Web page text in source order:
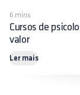
6 mins
Cursos de
valor
Ler mais